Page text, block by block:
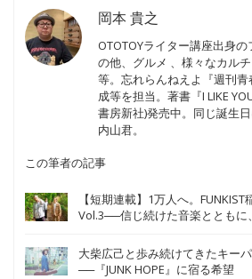
岡本 貴之
OTOTOYライター講座出身
の他、グルメ 、様々なカル
等。忘れらんねえよ『週刊
成等を担当。著書『I LIKE
書房新社)発売中。同じ誕生
内山君。
この筆者の記事
【短期連載】1万人へ。
Vol.3──信じ続けた音楽とともに
大柴広己と歩み続けてきたキー
──『JUNK HOPE』に宿る希望